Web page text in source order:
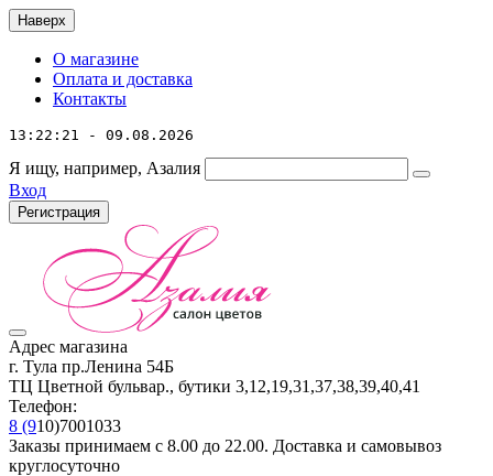
Наверх
О магазине
Оплата и доставка
Контакты
13:22:21 - 09.08.2026
Я ищу, например, Азалия
Вход
Регистрация
Адрес магазина
г. Тула пр.Ленина 54Б
ТЦ Цветной бульвар., бутики 3,12,19,31,37,38,39,40,41
Телефон:
8 (910)7001033
Заказы принимаем с 8.00 до 22.00. Доставка и самовывоз
круглосуточно